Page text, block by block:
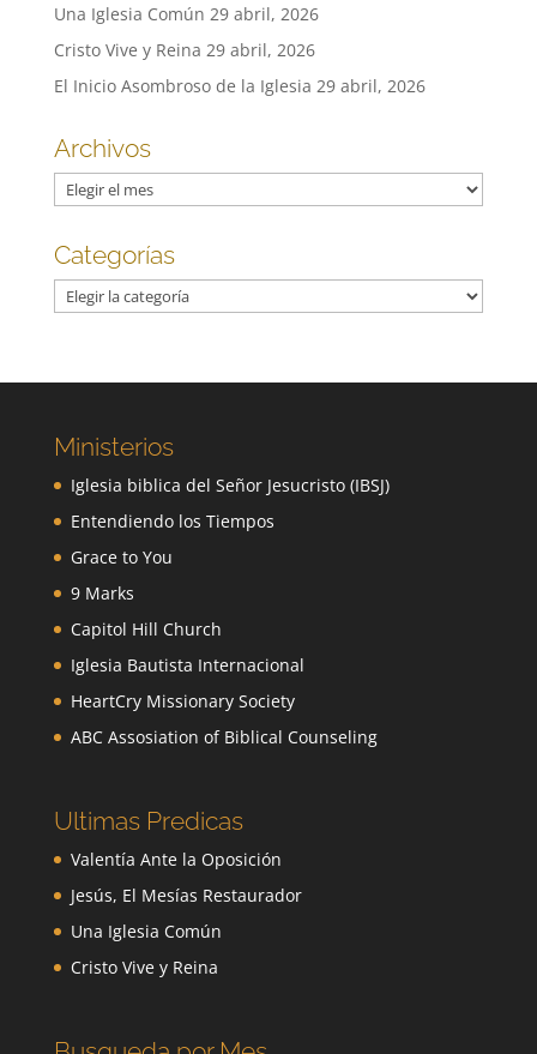
Una Iglesia Común 29 abril, 2026
Cristo Vive y Reina 29 abril, 2026
El Inicio Asombroso de la Iglesia 29 abril, 2026
Archivos
Archivos
Categorías
Categorías
Ministerios
Iglesia biblica del Señor Jesucristo (IBSJ)
Entendiendo los Tiempos
Grace to You
9 Marks
Capitol Hill Church
Iglesia Bautista Internacional
HeartCry Missionary Society
ABC Assosiation of Biblical Counseling
Ultimas Predicas
Valentía Ante la Oposición
Jesús, El Mesías Restaurador
Una Iglesia Común
Cristo Vive y Reina